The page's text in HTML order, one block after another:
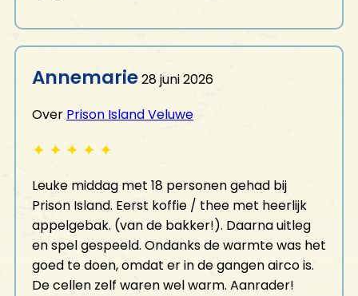
Annemarie28 juni 2026
Over Prison Island Veluwe
✦ ✦ ✦ ✦ ✦
Leuke middag met 18 personen gehad bij
Prison Island. Eerst koffie / thee met heerlijk
appelgebak. (van de bakker!). Daarna uitleg
en spel gespeeld. Ondanks de warmte was het
goed te doen, omdat er in de gangen airco is.
De cellen zelf waren wel warm. Aanrader!